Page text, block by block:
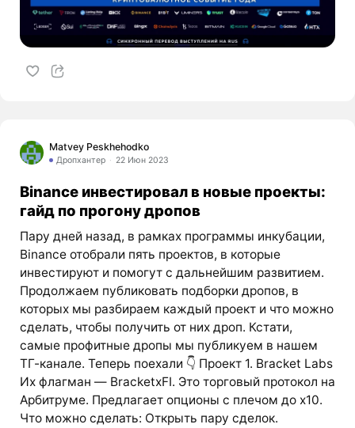
Matvey Peskhehodko
Дропхантер 22 Июн 2023
Binance инвестировал в новые проекты:
гайд по прогону дропов
Пару дней назад, в рамках программы инкубации,
Binance отобрали пять проектов, в которые
инвестируют и помогут с дальнейшим развитием.
Продолжаем публиковать подборки дропов, в
которых мы разбираем каждый проект и что можно
сделать, чтобы получить от них дроп. Кстати,
самые профитные дропы мы публикуем в нашем
ТГ-канале. Теперь поехали 👇 Проект 1. Bracket Labs
Их флагман — BracketxFI. Это торговый протокол на
Арбитруме. Предлагает опционы с плечом до x10.
Что можно сделать: Открыть пару сделок.